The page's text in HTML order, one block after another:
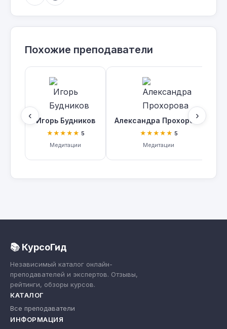
Похожие преподаватели
‹ Игорь Будников
★★★★★ 5
Медитации
Александра Прохорова
★★★★★ 5
Медитации
›
📚 КурсоГид
Независимый каталог онлайн-
преподавателей и экспертов. Отзывы,
рейтинги, обзоры курсов.
КАТАЛОГ
Все преподаватели
ИНФОРМАЦИЯ